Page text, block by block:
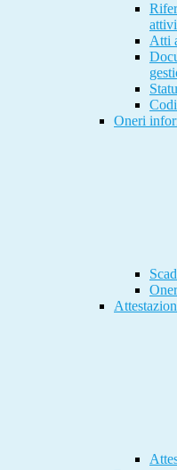
Atti
Oneri